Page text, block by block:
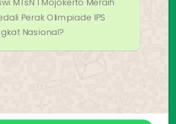
Any questions related to Lagi!
Siswi MTsN 1 Mojokerto Meraih